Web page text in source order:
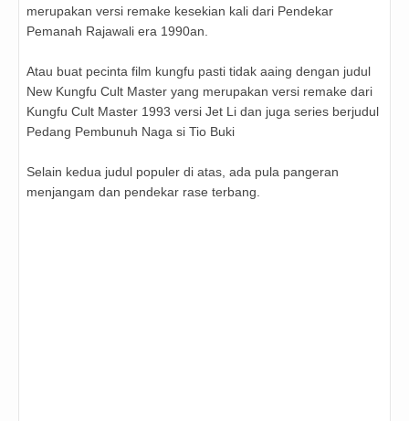
merupakan versi remake kesekian kali dari Pendekar
Pemanah Rajawali era 1990an.
Atau buat pecinta film kungfu pasti tidak aaing dengan judul
New Kungfu Cult Master yang merupakan versi remake dari
Kungfu Cult Master 1993 versi Jet Li dan juga series berjudul
Pedang Pembunuh Naga si Tio Buki
Selain kedua judul populer di atas, ada pula pangeran
menjangam dan pendekar rase terbang.